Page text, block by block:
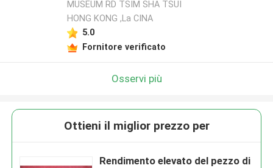
MUSEUM RD TSIM SHA TSUI
HONG KONG ,La CINA
5.0
Fornitore verificato
Osservi più
Ottieni il miglior prezzo per
Rendimento elevato del pezzo di